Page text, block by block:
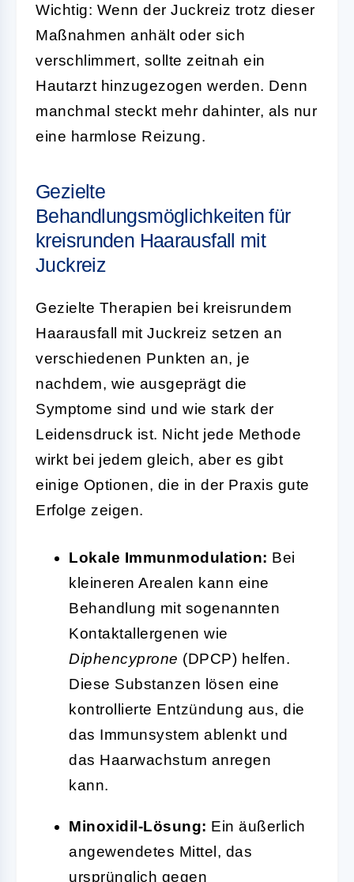
Wichtig: Wenn der Juckreiz trotz dieser
Maßnahmen anhält oder sich
verschlimmert, sollte zeitnah ein
Hautarzt hinzugezogen werden. Denn
manchmal steckt mehr dahinter, als nur
eine harmlose Reizung.
Gezielte
Behandlungsmöglichkeiten für
kreisrunden Haarausfall mit
Juckreiz
Gezielte Therapien bei kreisrundem
Haarausfall mit Juckreiz setzen an
verschiedenen Punkten an, je
nachdem, wie ausgeprägt die
Symptome sind und wie stark der
Leidensdruck ist. Nicht jede Methode
wirkt bei jedem gleich, aber es gibt
einige Optionen, die in der Praxis gute
Erfolge zeigen.
Lokale Immunmodulation: Bei
kleineren Arealen kann eine
Behandlung mit sogenannten
Kontaktallergenen wie
Diphencyprone (DPCP) helfen.
Diese Substanzen lösen eine
kontrollierte Entzündung aus, die
das Immunsystem ablenkt und
das Haarwachstum anregen
kann.
Minoxidil-Lösung: Ein äußerlich
angewendetes Mittel, das
ursprünglich gegen